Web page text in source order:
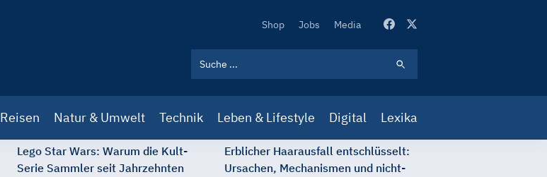
Secondary
Shop Jobs Media
Reisen Natur & Umwelt Technik Leben & Lifestyle Digital Lexika
Lego Star Wars: Warum die Kult-
Serie Sammler seit Jahrzehnten
Erblicher Haarausfall entschlüsselt:
Ursachen, Mechanismen und nicht-